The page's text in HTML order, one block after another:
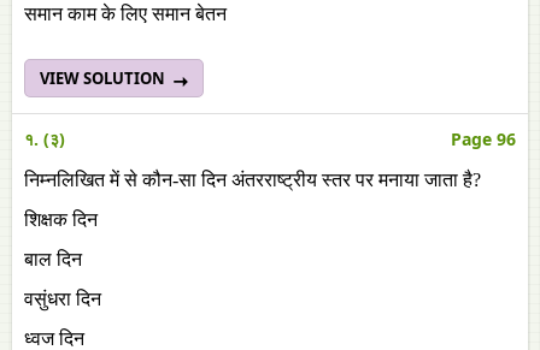
समान काम के लिए समान बेतन
VIEW SOLUTION
१. (३) Page 96
निम्नलिखित में से कौन-सा दिन अंतरराष्ट्रीय स्तर पर मनाया जाता है?
शिक्षक दिन
बाल दिन
वसुंधरा दिन
ध्वज दिन